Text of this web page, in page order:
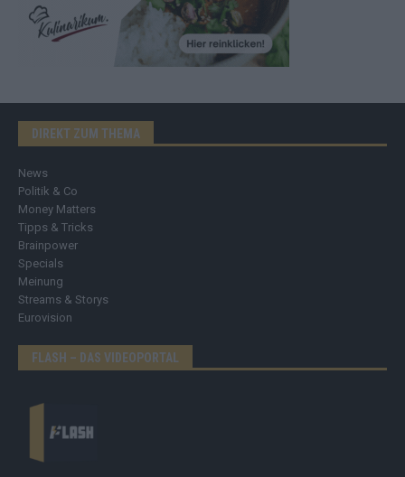
DIREKT ZUM THEMA
News
Politik & Co
Money Matters
Tipps & Tricks
Brainpower
Specials
Meinung
Streams & Storys
Eurovision
FLASH – DAS VIDEOPORTAL